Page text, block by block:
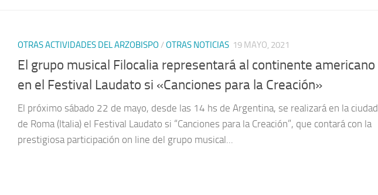
OTRAS ACTIVIDADES DEL ARZOBISPO /OTRAS NOTICIAS 19 MAYO, 2021
El grupo musical Filocalia representará al continente americano
en el Festival Laudato si «Canciones para la Creación»
El próximo sábado 22 de mayo, desde las 14 hs de Argentina, se realizará en la ciudad
de Roma (Italia) el Festival Laudato si “Canciones para la Creación”, que contará con la
prestigiosa participación on line del grupo musical...